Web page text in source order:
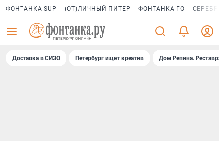
ФОНТАНКА SUP (ОТ)ЛИЧНЫЙ ПИТЕР ФОНТАНКА ГО
Доставка в СИЗО Петербург ищет креатив Дом Репина.